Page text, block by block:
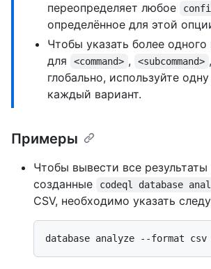
переопределяет любое
определённое для этой
Чтобы указать более одного
для
<command> , <subcommand>
глобально, используйте
каждый вариант.
Примеры
Чтобы вывести все результаты
созданные
codeql database
CSV, необходимо указать